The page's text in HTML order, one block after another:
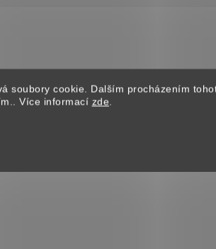
soubory cookie. Dalším procházením
Více informací zde.